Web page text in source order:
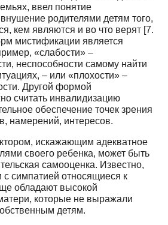
ввел понятие
родителями детям того,
кем являются и во что верят [7.
мистификации является
«слабости» –
неспособности самому найти
– или «плохости» –
Другой формой
считать инвалидизацию
обеспечение точек зрения
намерений, интересов.
искажающим адекватное
своего ребенка, может быть
самооценка. Известно,
с симпатией относящиеся к
обладают высокой
которые не выражали
детям.